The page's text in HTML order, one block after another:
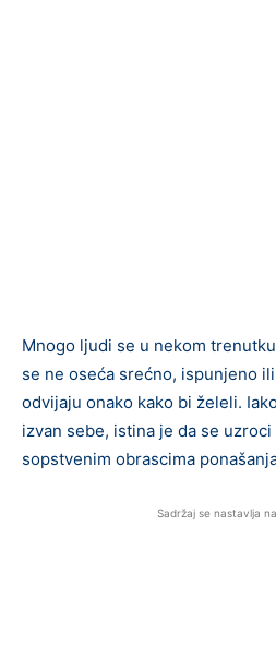
Mnogo ljudi se u nekom
se ne oseća srećno, ispunjeno
odvijaju onako kako bi želeli.
izvan sebe, istina je da se
sopstvenim obrascima
Sadržaj se nastavlja